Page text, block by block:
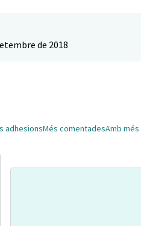
de 2018
adhesionsMés comentadesAmb